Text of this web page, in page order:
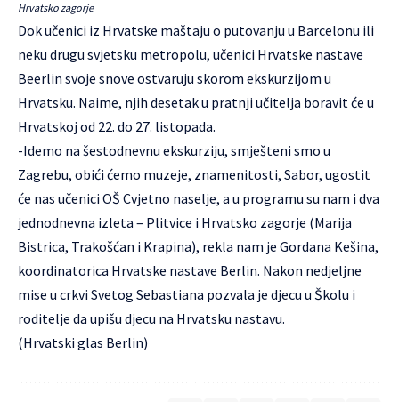
Hrvatsko zagorje
Dok učenici iz Hrvatske maštaju o putovanju u Barcelonu ili
neku drugu svjetsku metropolu, učenici Hrvatske nastave
Beerlin svoje snove ostvaruju skorom ekskurzijom u
Hrvatsku. Naime, njih desetak u pratnji učitelja boravit će u
Hrvatskoj od 22. do 27. listopada.
-Idemo na šestodnevnu ekskurziju, smješteni smo u
Zagrebu, obići ćemo muzeje, znamenitosti, Sabor, ugostit
će nas učenici OŠ Cvjetno naselje, a u programu su nam i dva
jednodnevna izleta – Plitvice i Hrvatsko zagorje (Marija
Bistrica, Trakošćan i Krapina), rekla nam je Gordana Kešina,
koordinatorica Hrvatske nastave Berlin. Nakon nedjeljne
mise u crkvi Svetog Sebastiana pozvala je djecu u Školu i
roditelje da upišu djecu na Hrvatsku nastavu.
(Hrvatski glas Berlin)